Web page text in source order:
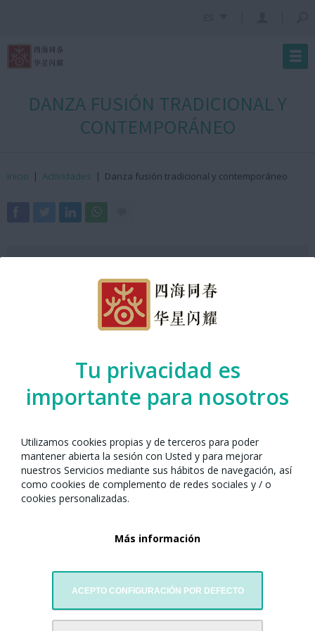
Tu privacidad es
importante para nosotros
Utilizamos cookies propias y de terceros para poder
mantener abierta la sesión con Usted y para mejorar
nuestros Servicios mediante sus hábitos de navegación, así
como cookies de complemento de redes sociales y / o
cookies personalizadas.
Más información
ACEPTO CONFIGURACIÓN POR DEFECTO
DANZA FUSIÓN TRADICIONAL Y
CONTEMPORÁNEO
Inicio | Actividades | Danza fusión tradicional y contemporáneo
21 de enero de 2023
18:05h GMT +2
Barcelona junto con: